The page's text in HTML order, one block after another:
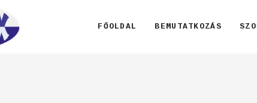
FŐOLDAL BEMUTATKOZÁS